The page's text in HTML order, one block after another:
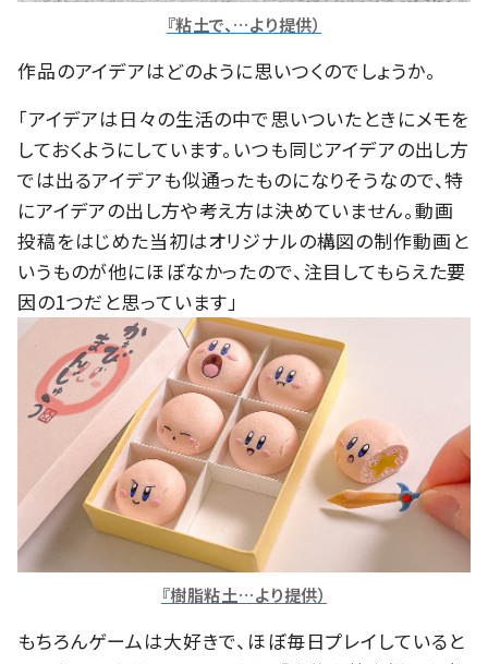
『粘土で、…より提供）
作品のアイデアはどのように思いつくのでしょうか。
「アイデアは日々の生活の中で思いついたときにメモを
しておくようにしています。いつも同じアイデアの出し方
では出るアイデアも似通ったものになりそうなので、特
にアイデアの出し方や考え方は決めていません。動画
投稿をはじめた当初はオリジナルの構図の制作動画と
いうものが他にほぼなかったので、注目してもらえた要
因の1つだと思っています」
『樹脂粘土…より提供）
もちろんゲームは大好きで、ほぼ毎日プレイしていると